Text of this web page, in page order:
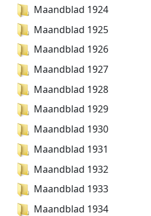
Maandblad 1924
Maandblad 1925
Maandblad 1926
Maandblad 1927
Maandblad 1928
Maandblad 1929
Maandblad 1930
Maandblad 1931
Maandblad 1932
Maandblad 1933
Maandblad 1934